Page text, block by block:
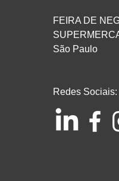
FEIRA DE
São Paulo
Redes Sociais: